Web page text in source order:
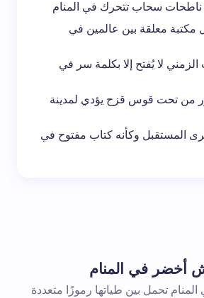
ناطحات سحاب تتحرك في المنام
معلقة بين عالمين في
لا يُفتح إلا بكلمة سر في
من تحت قوس قزح يؤدي لمدينة
المستقبل وكأنه كتاب مفتوح في
أخضر في المنام
تحمل بين طياتها رموزًا متعددة